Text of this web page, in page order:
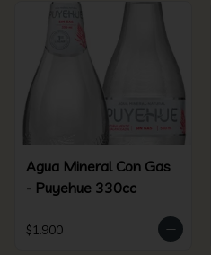
Agua Mineral Con Gas
- Puyehue 330cc
$1.900